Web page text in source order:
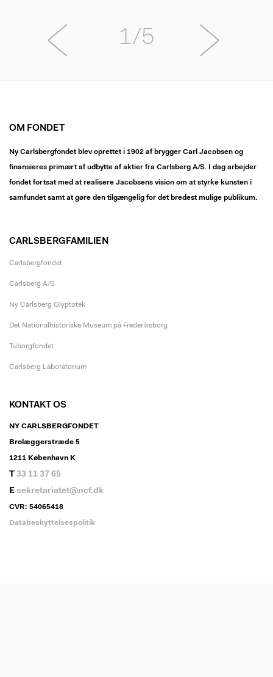
1/5
OM FONDET
Ny Carlsbergfondet blev oprettet i 1902 af brygger Carl Jacobsen og
finansieres primært af udbytte af aktier fra Carlsberg A/S. I dag arbejder
fondet fortsat med at realisere Jacobsens vision om at styrke kunsten i
samfundet samt at gøre den tilgængelig for det bredest mulige publikum.
CARLSBERGFAMILIEN
Carlsbergfondet
Carlsberg A/S
Ny Carlsberg Glyptotek
Det Nationalhistoriske Museum på Frederiksborg
Tuborgfondet
Carlsberg Laboratorium
KONTAKT OS
NY CARLSBERGFONDET
Brolæggerstræde 5
1211 København K
T 33 11 37 65
E sekretariatet@ncf.dk
CVR: 54065418
Databeskyttelsespolitik